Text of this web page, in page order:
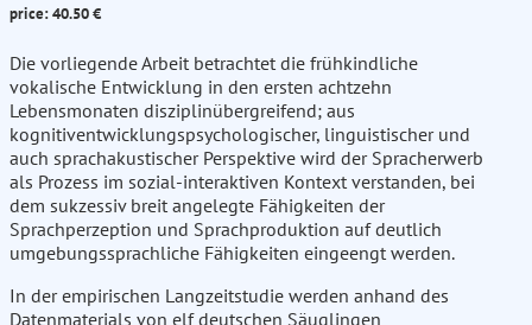
price: 40.50 €
Die vorliegende Arbeit betrachtet die frühkindliche
vokalische Entwicklung in den ersten achtzehn
Lebensmonaten disziplinübergreifend; aus
kognitiventwicklungspsychologischer, linguistischer und
auch sprachakustischer Perspektive wird der Spracherwerb
als Prozess im sozial-interaktiven Kontext verstanden, bei
dem sukzessiv breit angelegte Fähigkeiten der
Sprachperzeption und Sprachproduktion auf deutlich
umgebungssprachliche Fähigkeiten eingeengt werden.
In der empirischen Langzeitstudie werden anhand des
Datenmaterials von elf deutschen Säuglingen